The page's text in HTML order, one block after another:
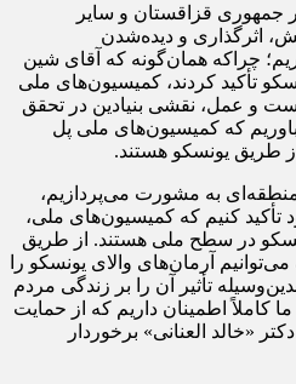
جمهوری قزاقستان و سایر
اثرگذاری و دیده‌شدن
چراکه همان‌گونه که آقای شین
تأکید کردند، کمیسیون‌های ملی
و عمل، نقشی بنیادین در تحقق
که کمیسیون‌های ملی پل
طریق یونسکو هستند.
به مشورت می‌پردازیم،
تأکید کنیم که کمیسیون‌های ملی،
در سطح ملی هستند. از طریق
آرمان‌های والای یونسکو را
تأثیر آن را بر زندگی مردم
کاملاً اطمینان داریم که از حمایت
«خالد العنانی» برخوردار